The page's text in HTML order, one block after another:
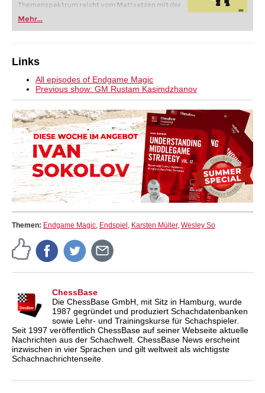
Themenspektrum reicht vom Mattsetzen mit der
Dame, dem Turm oder zwei Läufern bis hin zum
Matt mit Läufer und Springer. Dazu werden die
Grundlagen der Bauernendspiele sowie der
Bauern, der Springer- und Läuferendspiele sowie
Läuferendspiele vermittelt.
Über 5 Stunden Videospielzeit.
Mehr...
Links
All episodes of Endgame Magic
Previous show: GM Rustam Kasimdzhanov
Themen: Endgame Magic, Endspiel , Karsten Müller, Wesley So
ChessBase
Die ChessBase GmbH, mit Sitz in Hamburg, wurde
1987 gegründet und produziert Schachdatenbanken
sowie Lehr- und Trainingskurse für Schachspieler.
Seit 1997 veröffentlich ChessBase auf seiner Webseite aktuelle
Nachrichten aus der Schachwelt. ChessBase News erscheint
inzwischen in vier Sprachen und gilt weltweit als wichtigste
Schachnachrichtenseite.